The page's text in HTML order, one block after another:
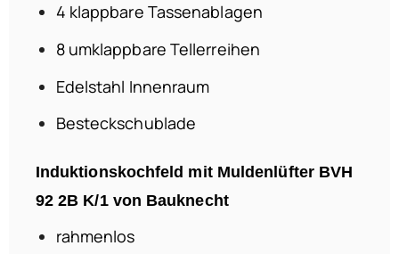
4 klappbare Tassenablagen
8 umklappbare Tellerreihen
Edelstahl Innenraum
Besteckschublade
Induktionskochfeld mit Muldenlüfter BVH
92 2B K/1 von Bauknecht
rahmenlos